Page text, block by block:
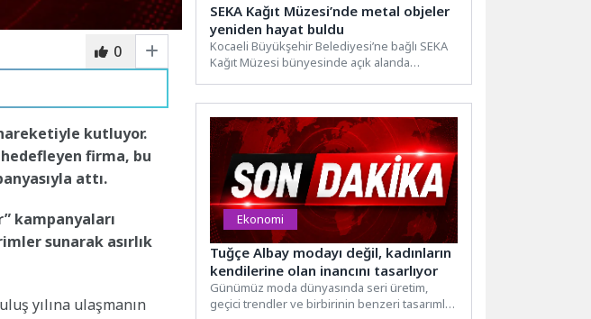
0
hareketiyle kutluyor.
hedefleyen firma, bu
attı.
kampanyaları
sunarak asırlık
yılına ulaşmanın
SEKA Kağıt Müzesi’nde metal objeler
yeniden hayat buldu
Kocaeli Büyükşehir Belediyesi’ne bağlı SEKA
Kağıt Müzesi bünyesinde açık alanda
Ekonomi
Tuğçe Albay modayı değil, kadınların
kendilerine olan inancını tasarlıyor
Günümüz moda dünyasında seri üretim,
geçici trendler ve birbirinin benzeri tasarımlar